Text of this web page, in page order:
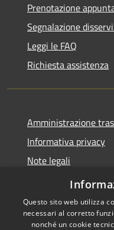
Prenotazione
Segnalazione
Leggi le FAQ
Richiesta assistenza
Amministrazione
Informativa privacy
Note legali
Dichiarazione di
Questo sito web utilizza
necessari al corretto
nonché un cookie